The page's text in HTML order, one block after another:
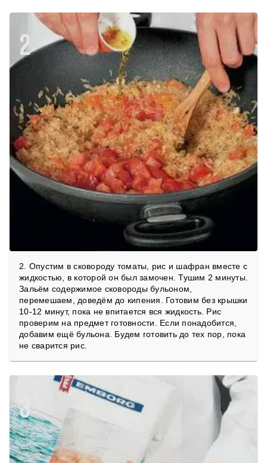
2
2. Опустим в сковороду томаты, рис и шафран вместе с
жидкостью, в которой он был замочен. Тушим 2 минуты.
Зальём содержимое сковороды бульоном,
перемешаем, доведём до кипения. Готовим без крышки
10-12 минут, пока не впитается вся жидкость. Рис
проверим на предмет готовности. Если понадобится,
добавим ещё бульона. Будем готовить до тех пор, пока
не сварится рис.
3